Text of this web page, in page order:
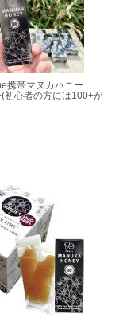
携帯マヌカハニー
初心者の方には100+が